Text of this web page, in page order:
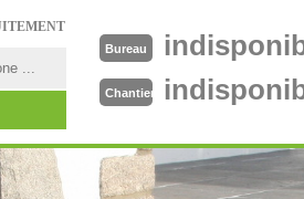
Bureau
Chantier